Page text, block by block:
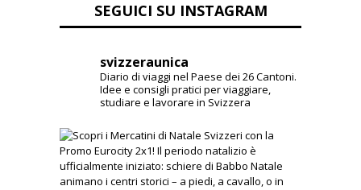
SEGUICI SU INSTAGRAM
svizzeraunica
Diario di viaggi nel Paese dei 26 Cantoni.
Idee e consigli pratici per viaggiare,
studiare e lavorare in Svizzera